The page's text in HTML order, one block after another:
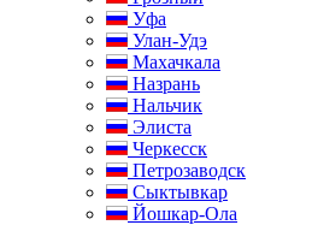
Уфа
Улан-Удэ
Махачкала
Назрань
Нальчик
Элиста
Черкесск
Петрозаводск
Сыктывкар
Йошкар-Ола